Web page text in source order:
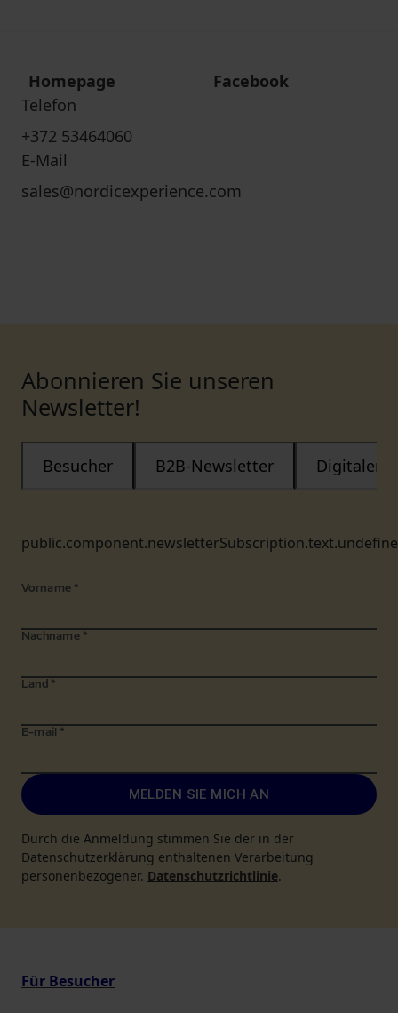
Homepage
Facebook
Telefon
+372 53464060
E-Mail
sales@nordicexperience.com
Abonnieren Sie unseren
Newsletter!
Besucher B2B-Newsletter Digitaler
Vorname *
Nachname *
Land *
E-mail *
MELDEN SIE MICH AN
Durch die Anmeldung stimmen Sie der in der
Datenschutzerklärung enthaltenen Verarbeitung
personenbezogener. Datenschutzrichtlinie.
Für Besucher